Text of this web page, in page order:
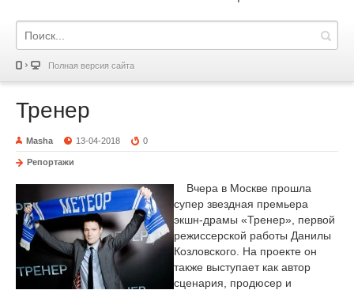
Полная версия сайта
Тренер
Masha 13-04-2018 0
Репортажи
Вчера в Москве прошла
супер звездная премьера
экшн-драмы «Тренер», первой
режиссерской работы Данилы
Козловского. На проекте он
также выступает как автор
сценария, продюсер и